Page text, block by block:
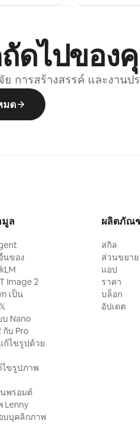
ดไปของ
การสร้างสรรค์ และงานป
มด
มูล
นของ
Image 2
เป็น
บ Nano
กับ Pro
ก้ไขรูปด้วย
ขรูปภาพ
พรอมต์
Lenny
บบุคลิกภาพ
ผลิตภัณ
สกิล
ส่วนขยาย
แอป
ราคา
บล็อก
อัปเดต